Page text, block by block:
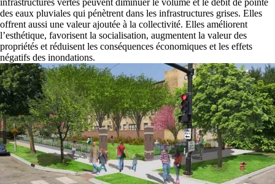
des eaux pluviales qui pénètrent dans les infrastructures grises. Elles
offrent aussi une valeur ajoutée à la collectivité. Elles améliorent
l’esthétique, favorisent la socialisation, augmentent la valeur des
propriétés et réduisent les conséquences économiques et les effets
négatifs des inondations.